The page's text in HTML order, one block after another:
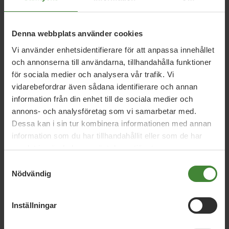
Denna webbplats använder cookies
Vi använder enhetsidentifierare för att anpassa innehållet
och annonserna till användarna, tillhandahålla funktioner
för sociala medier och analysera vår trafik. Vi
vidarebefordrar även sådana identifierare och annan
information från din enhet till de sociala medier och
annons- och analysföretag som vi samarbetar med.
Dessa kan i sin tur kombinera informationen med annan
information som du har tillhandahållit eller som de har
samlat in när du har använt deras tjänster.
Nödvändig
Inställningar
obligatorisk klimatdeklaration kan införas, samt vilka
kommersiella aktörer som bör omfattas.
Konsumentverket, Naturvårdsverket, Statens
Energimyndighet och Transportstyrelsen ska bistå
Trafikanalys inom sina respektive ansvarsområden.
Uppdraget ska redovisas senast den 30 april 2020.
Relaterade nyheter